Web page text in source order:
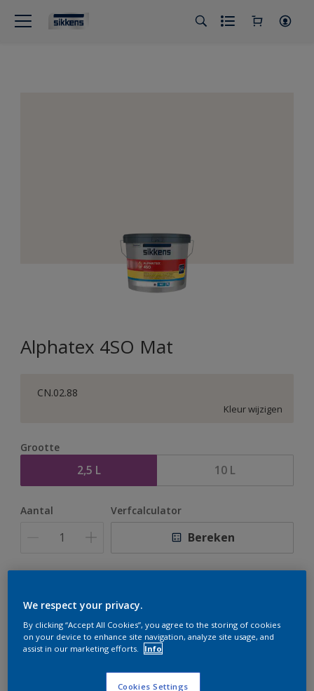
Alphatex 4SO Mat
CN.02.88
Kleur wijzigen
Grootte
2,5 L 10 L
Aantal Verfcalculator
Bereken
te bestellen. Houd de website in de gaten, we werken
We respect your privacy.
By clicking “Accept All Cookies”, you agree to the storing of cookies
on your device to enhance site navigation, analyze site usage, and
assist in our marketing efforts.
Info
Cookies Settings